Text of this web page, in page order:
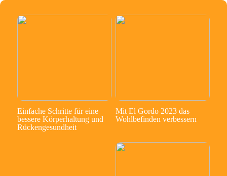
Einfache Schritte für eine
bessere Körperhaltung und
Rückengesundheit
Mit El Gordo 2023 das
Wohlbefinden verbessern